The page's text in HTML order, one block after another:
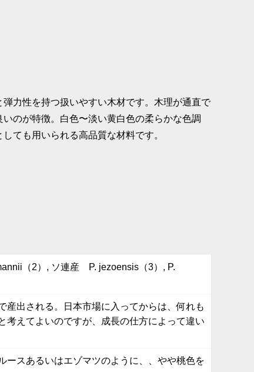
力性を持つ扱いやすい木材です。木理が通直で
のが特徴。白色〜淡い黄白色の柔らかな色調
ても用いられる高品質な材料です。
（2）, ソ連産 P. jezoensis（3）, P.
出される。日本市場に入ってからは、何れも
考えてよいのですが、成長の仕方によって違い
ースあるいはエゾマツのように、、やや桃色を